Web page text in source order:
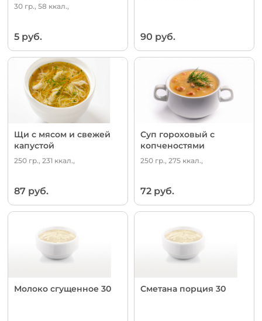
30 гр., 58 ккал.,
5 руб. 90 руб.
Щи с мясом и свежей
капустой
250 гр., 231 ккал.,
87 руб.
Суп гороховый с
копченостями
250 гр., 275 ккал.,
72 руб.
Молоко сгущенное 30 Сметана порция 30